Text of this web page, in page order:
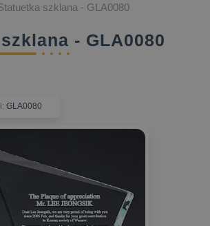
szklana - GLA0080
- GLA0080
: GLA0080